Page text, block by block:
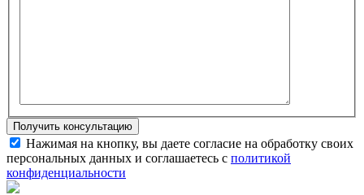
Нажимая на кнопку, вы даете согласие на обработку своих
персональных данных и соглашаетесь с политикой
конфиденциальности